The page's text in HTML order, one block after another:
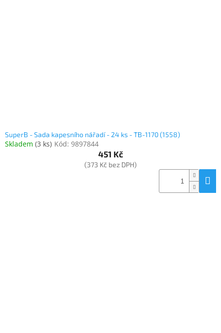
SuperB - Sada kapesního nářadí - 24 ks - TB-1170 (1558)
Skladem (3 ks) Kód: 9897844
451 Kč
(373 Kč bez DPH)